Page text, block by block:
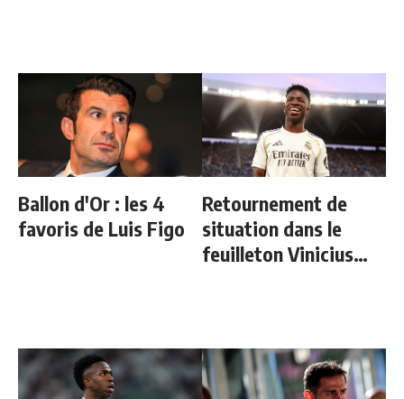
Ballon d'Or : les 4
favoris de Luis Figo
Retournement de
situation dans le
feuilleton Vinicius